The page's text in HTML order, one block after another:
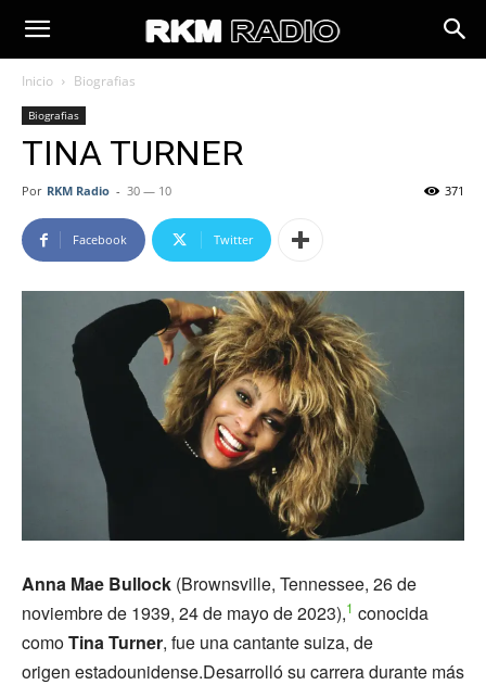
Inicio Biografias
Biografias
TINA TURNER
Por RKM Radio - 30 — 10 371
Facebook Twitter
Anna Mae Bullock (Brownsville, Tennessee, 26 de
noviembre de 1939, 24 de mayo de 2023),1 ​ conocida
comoTina Turner, fue una cantante suiza, de
origen estadounidense.Desarrolló su carrera durante más